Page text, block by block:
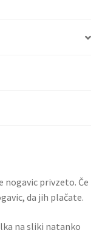
nogavic privzeto. Če
da jih plačate.
na sliki natanko